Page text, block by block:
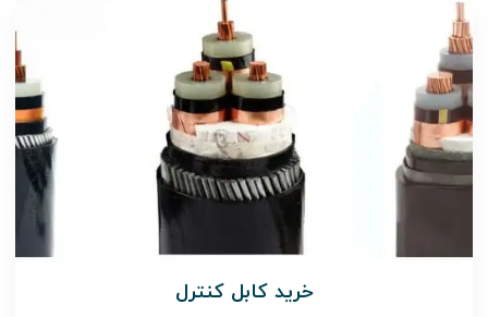
خرید کابل کنترل